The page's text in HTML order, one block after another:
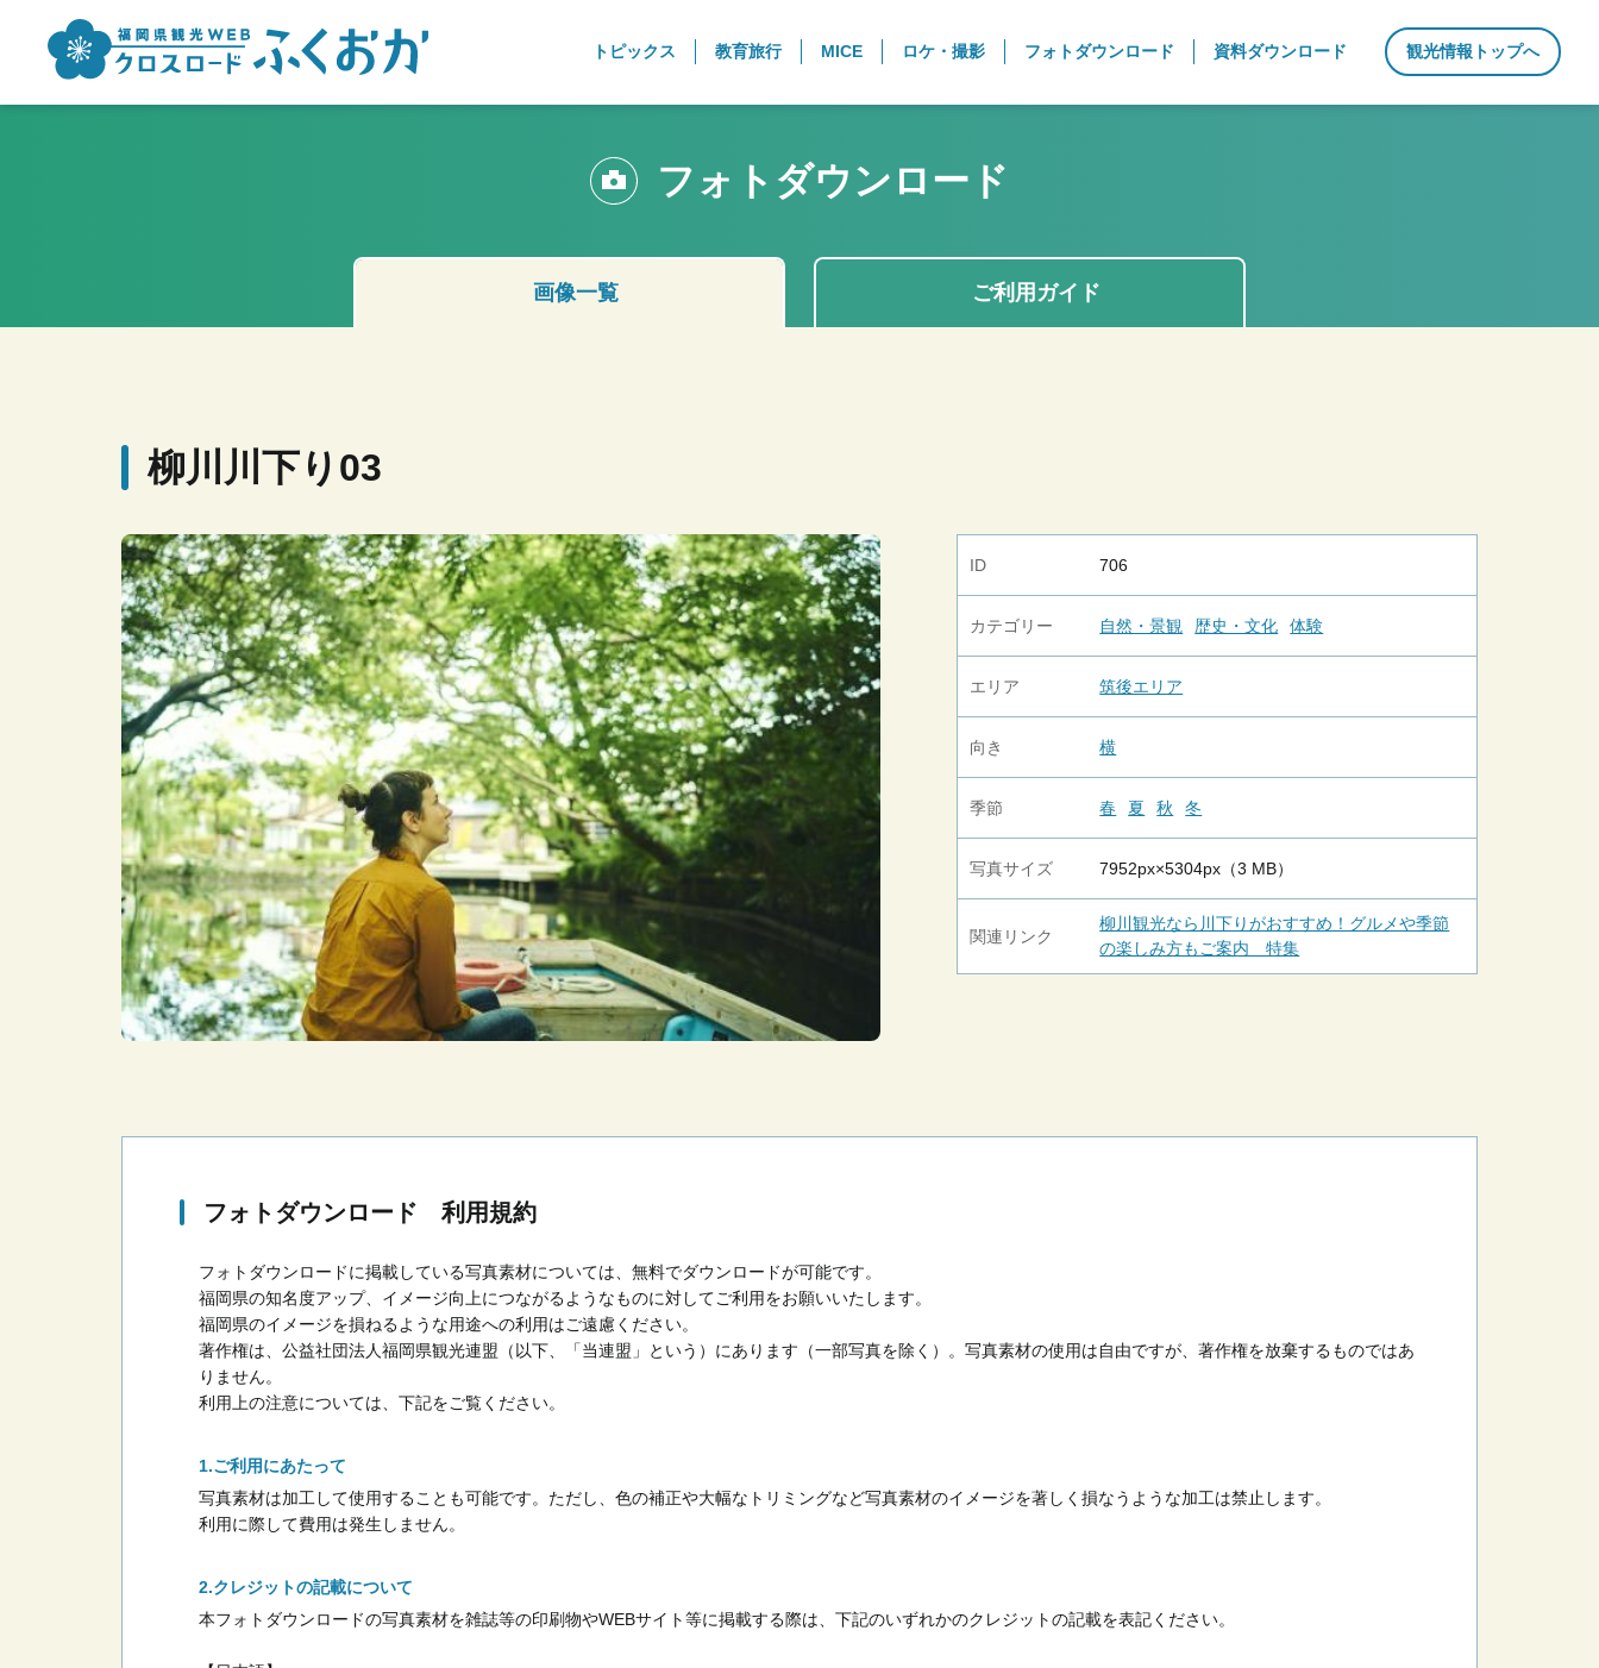
トピックス 教育旅行 MICE ロケ・撮影 フォトダウンロード 資料ダウンロード 観光情報トップへ
フォトダウンロード
画像一覧 ご利用ガイド
柳川川下り03
ID 706
カテゴリー 自然・景観 歴史・文化 体験
エリア 筑後エリア
向き 横
季節 春 夏 秋 冬
写真サイズ 7952px×5304px（3 MB）
関連リンク
柳川観光なら川下りがおすすめ！グルメや季節
の楽しみ方もご案内 特集
フォトダウンロード 利用規約
フォトダウンロードに掲載している写真素材については、無料でダウンロードが可能です。
福岡県の知名度アップ、イメージ向上につながるようなものに対してご利用をお願いいたします。
福岡県のイメージを損ねるような用途への利用はご遠慮ください。
著作権は、公益社団法人福岡県観光連盟（以下、「当連盟」という）にあります（一部写真を除く）。写真素材の使用は自由ですが、著作権を放棄するものではあ
りません。
利用上の注意については、下記をご覧ください。
ご利用にあたって
写真素材は加工して使用することも可能です。ただし、色の補正や大幅なトリミングなど写真素材のイメージを著しく損なうような加工は禁止します。
利用に際して費用は発生しません。
クレジットの記載について
本フォトダウンロードの写真素材を雑誌等の印刷物やWEBサイト等に掲載する際は、下記のいずれかのクレジットの記載を表記ください。